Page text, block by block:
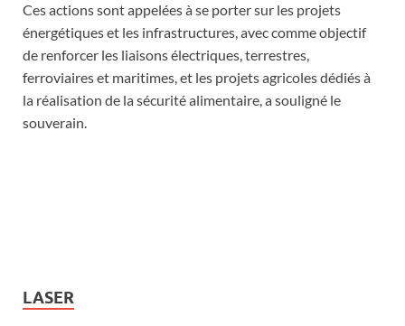
Ces actions sont appelées à se porter sur les projets
énergétiques et les infrastructures, avec comme objectif
de renforcer les liaisons électriques, terrestres,
ferroviaires et maritimes, et les projets agricoles dédiés à
la réalisation de la sécurité alimentaire, a souligné le
souverain.
LASER